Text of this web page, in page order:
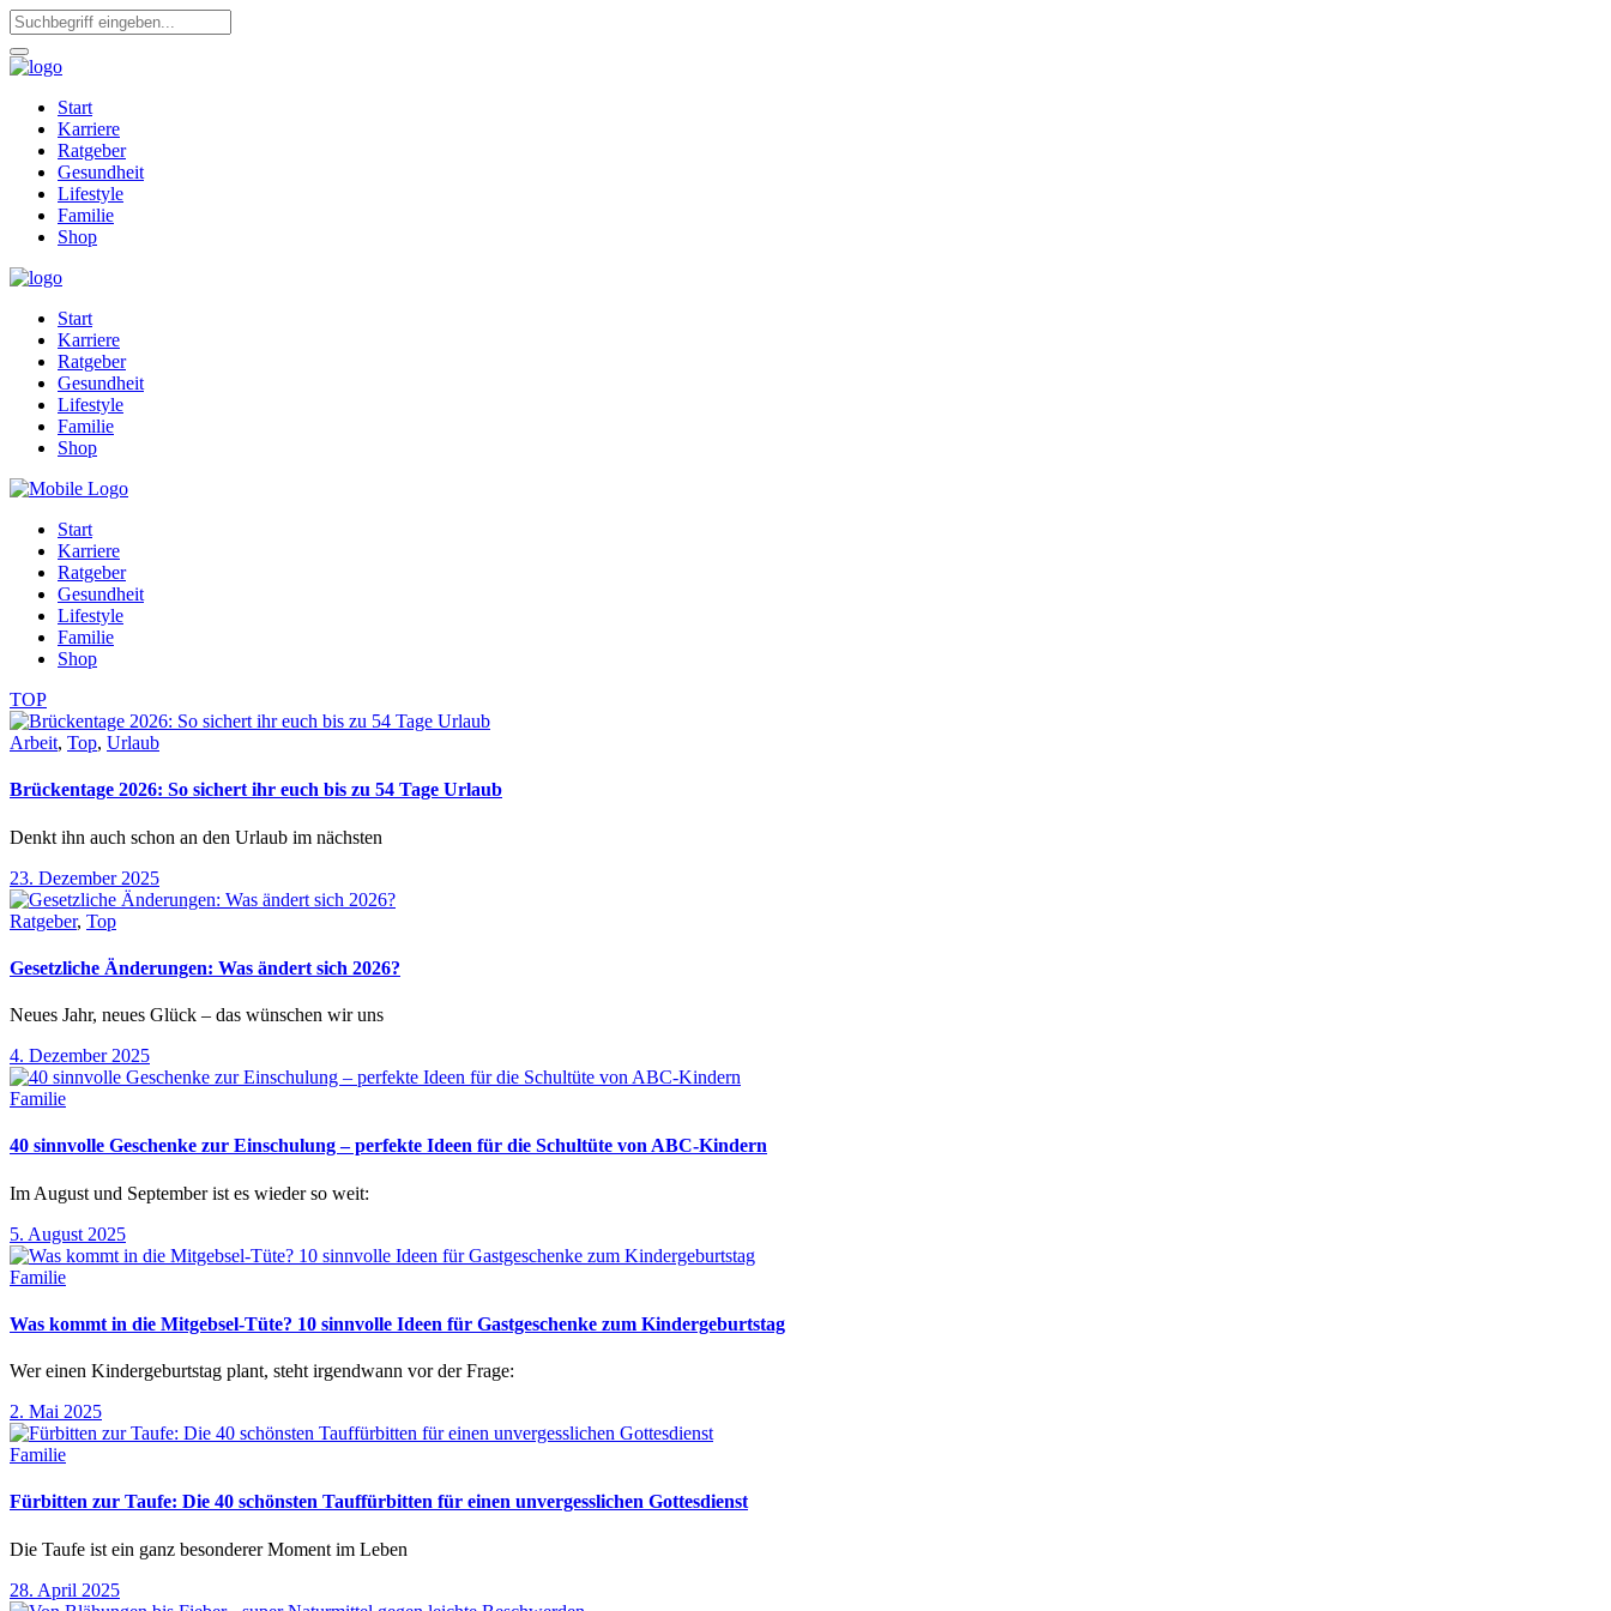
Start
Karriere
Ratgeber
Gesundheit
Lifestyle
Familie
Shop
Start
Karriere
Ratgeber
Gesundheit
Lifestyle
Familie
Shop
Start
Karriere
Ratgeber
Gesundheit
Lifestyle
Familie
Shop
TOP
Arbeit, Top, Urlaub
Brückentage 2026: So sichert ihr euch bis zu 54 Tage Urlaub
Denkt ihn auch schon an den Urlaub im nächsten
23. Dezember 2025
Ratgeber, Top
Gesetzliche Änderungen: Was ändert sich 2026?
Neues Jahr, neues Glück – das wünschen wir uns
4. Dezember 2025
Familie
40 sinnvolle Geschenke zur Einschulung – perfekte Ideen für die Schultüte von ABC-Kindern
Im August und September ist es wieder so weit:
5. August 2025
Familie
Was kommt in die Mitgebsel-Tüte? 10 sinnvolle Ideen für Gastgeschenke zum Kindergeburtstag
Wer einen Kindergeburtstag plant, steht irgendwann vor der Frage:
2. Mai 2025
Familie
Fürbitten zur Taufe: Die 40 schönsten Tauffürbitten für einen unvergesslichen Gottesdienst
Die Taufe ist ein ganz besonderer Moment im Leben
28. April 2025